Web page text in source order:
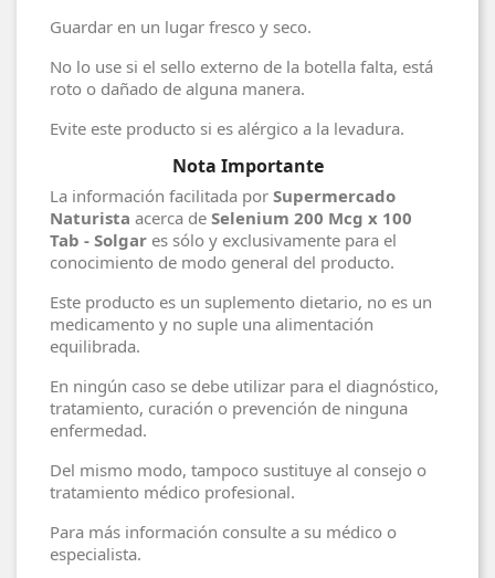
Guardar en un lugar fresco y seco.
No lo use si el sello externo de la botella falta, está
roto o dañado de alguna manera.
Evite este producto si es alérgico a la levadura.
Nota Importante
La información facilitada por Supermercado
Naturista acerca de Selenium 200 Mcg x 100
Tab - Solgar es sólo y exclusivamente para el
conocimiento de modo general del producto.
Este producto es un suplemento dietario, no es un
medicamento y no suple una alimentación
equilibrada.
En ningún caso se debe utilizar para el diagnóstico,
tratamiento, curación o prevención de ninguna
enfermedad.
Del mismo modo, tampoco sustituye al consejo o
tratamiento médico profesional.
Para más información consulte a su médico o
especialista.